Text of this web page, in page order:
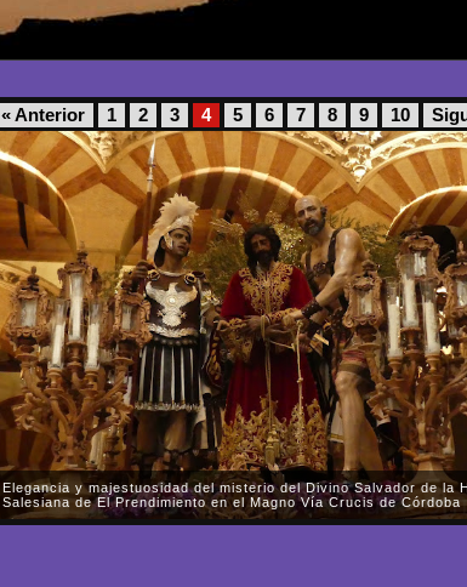
« Anterior 1 2 3 4 5 6 7 8 9 10
Elegancia y majestuosidad del misterio del Divino Salvador de la
Salesiana de El Prendimiento en el Magno Vía Crucis de Córdoba